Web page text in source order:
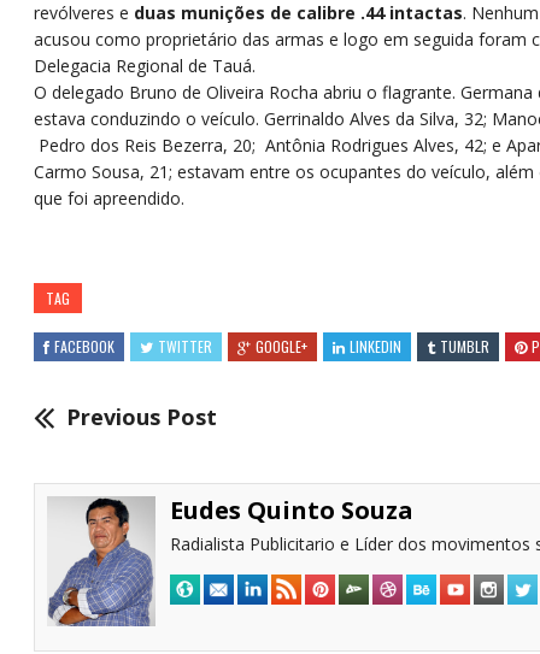
revólveres e duas munições de calibre .44 intactas.
acusou como proprietário das armas e logo em seguida foram
Delegacia Regional de Tauá.
O delegado Bruno de Oliveira Rocha abriu o flagrante. Germana
estava conduzindo o veículo. Gerrinaldo Alves da Silva, 32;
Pedro dos Reis Bezerra, 20; Antônia Rodrigues Alves, 42; e
Carmo Sousa, 21; estavam entre os ocupantes do veículo,
que foi apreendido.
TAG
FACEBOOK TWITTER GOOGLE+ LINKEDIN TUMBLR
Previous Post
Eudes Quinto Souza
Radialista Publicitario e Líder dos movimentos